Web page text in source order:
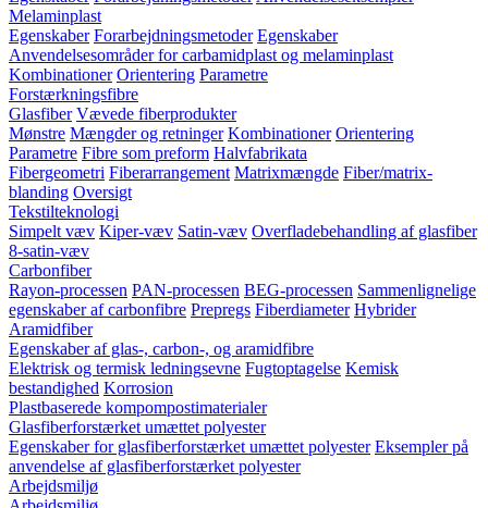
Melaminplast
Egenskaber Forarbejdningsmetoder Egenskaber
Anvendelsesområder for carbamidplast og melaminplast
Kombinationer Orientering Parametre
Forstærkningsfibre
Glasfiber Vævede fiberprodukter
Mønstre Mængder og retninger Kombinationer Orientering
Parametre Fibre som preform Halvfabrikata
Fibergeometri Fiberarrangement Matrixmængde Fiber/matrix-
blanding Oversigt
Tekstilteknologi
Simpelt væv Kiper-væv Satin-væv Overfladebehandling af glasfiber
8-satin-væv
Carbonfiber
Rayon-processen PAN-processen BEG-processen Sammenlignelige
egenskaber af carbonfibre Prepregs Fiberdiameter Hybrider
Aramidfiber
Egenskaber af glas-, carbon-, og aramidfibre
Elektrisk og termisk ledningsevne Fugtoptagelse Kemisk
bestandighed Korrosion
Plastbaserede kompompostimaterialer
Glasfiberforstærket umættet polyester
Egenskaber for glasfiberforstærket umættet polyester Eksempler på
anvendelse af glasfiberforstærket polyester
Arbejdsmiljø